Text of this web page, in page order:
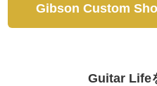
Gibson Custom
Guitar Life